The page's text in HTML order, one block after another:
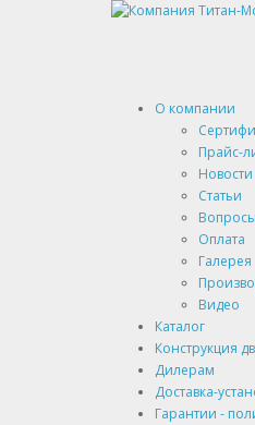
О компании
Прайс-
Новости
Статьи
Вопросы
Оплата
Галерея
Видео
Каталог
Конструкция
Дилерам
Доставка-
Гарантии -